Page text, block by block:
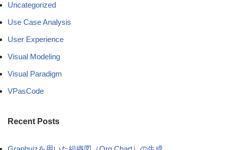
Uncategorized
Use Case Analysis
User Experience
Visual Modeling
Visual Paradigm
VPasCode
Recent Posts